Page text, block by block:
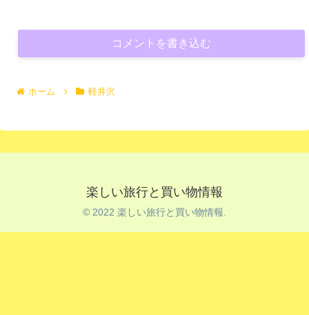
コメントを書き込む
ホーム 軽井沢
楽しい旅行と買い物情報
© 2022 楽しい旅行と買い物情報.